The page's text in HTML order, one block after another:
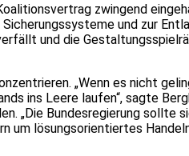
zwingend
und zur
und die
„Wenn es nicht
ins Leere laufen“, sagte
„Die Bundesregierung sollte
lösungsorientiertes